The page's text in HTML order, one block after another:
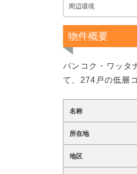
周辺環境
物件概要
バンコク・ワッタ
て、274戸の低層
名称
所在地
地区